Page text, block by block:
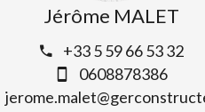
Jérôme MALET
+33 5 59 66 53 32
0608878386